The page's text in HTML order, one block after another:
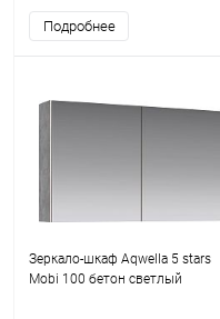
Подробнее
Зеркало-шкаф Aqwella 5 stars
Mobi 100 бетон светлый